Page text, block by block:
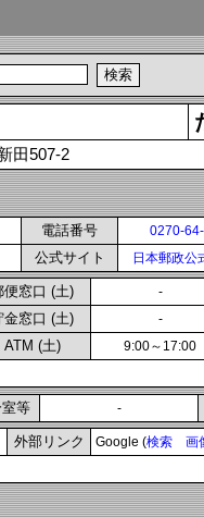
田507-2
電話番号 0270-
公式サイト 日本郵政公
便窓口 (土) -
金窓口 (土) -
ATM (土) 9:00～17:00
等 -
外部リンク Google (検索 画